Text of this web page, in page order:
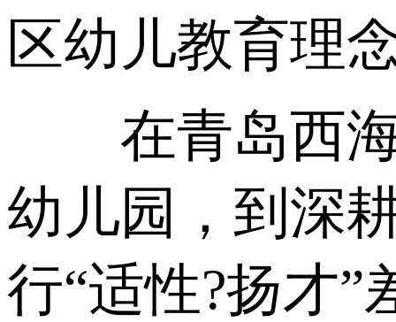
区幼儿教育理
在青岛西海
幼儿园，到深
行“适性?扬才